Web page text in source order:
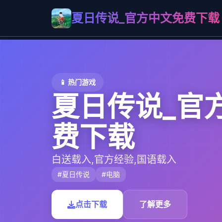
夏日传说_官方中文免费下载
📱 热门游戏
夏日传说_官
费下载
白送载入,官方经验,国语载入
#夏日传说 #电脑
点击下载 了解更多